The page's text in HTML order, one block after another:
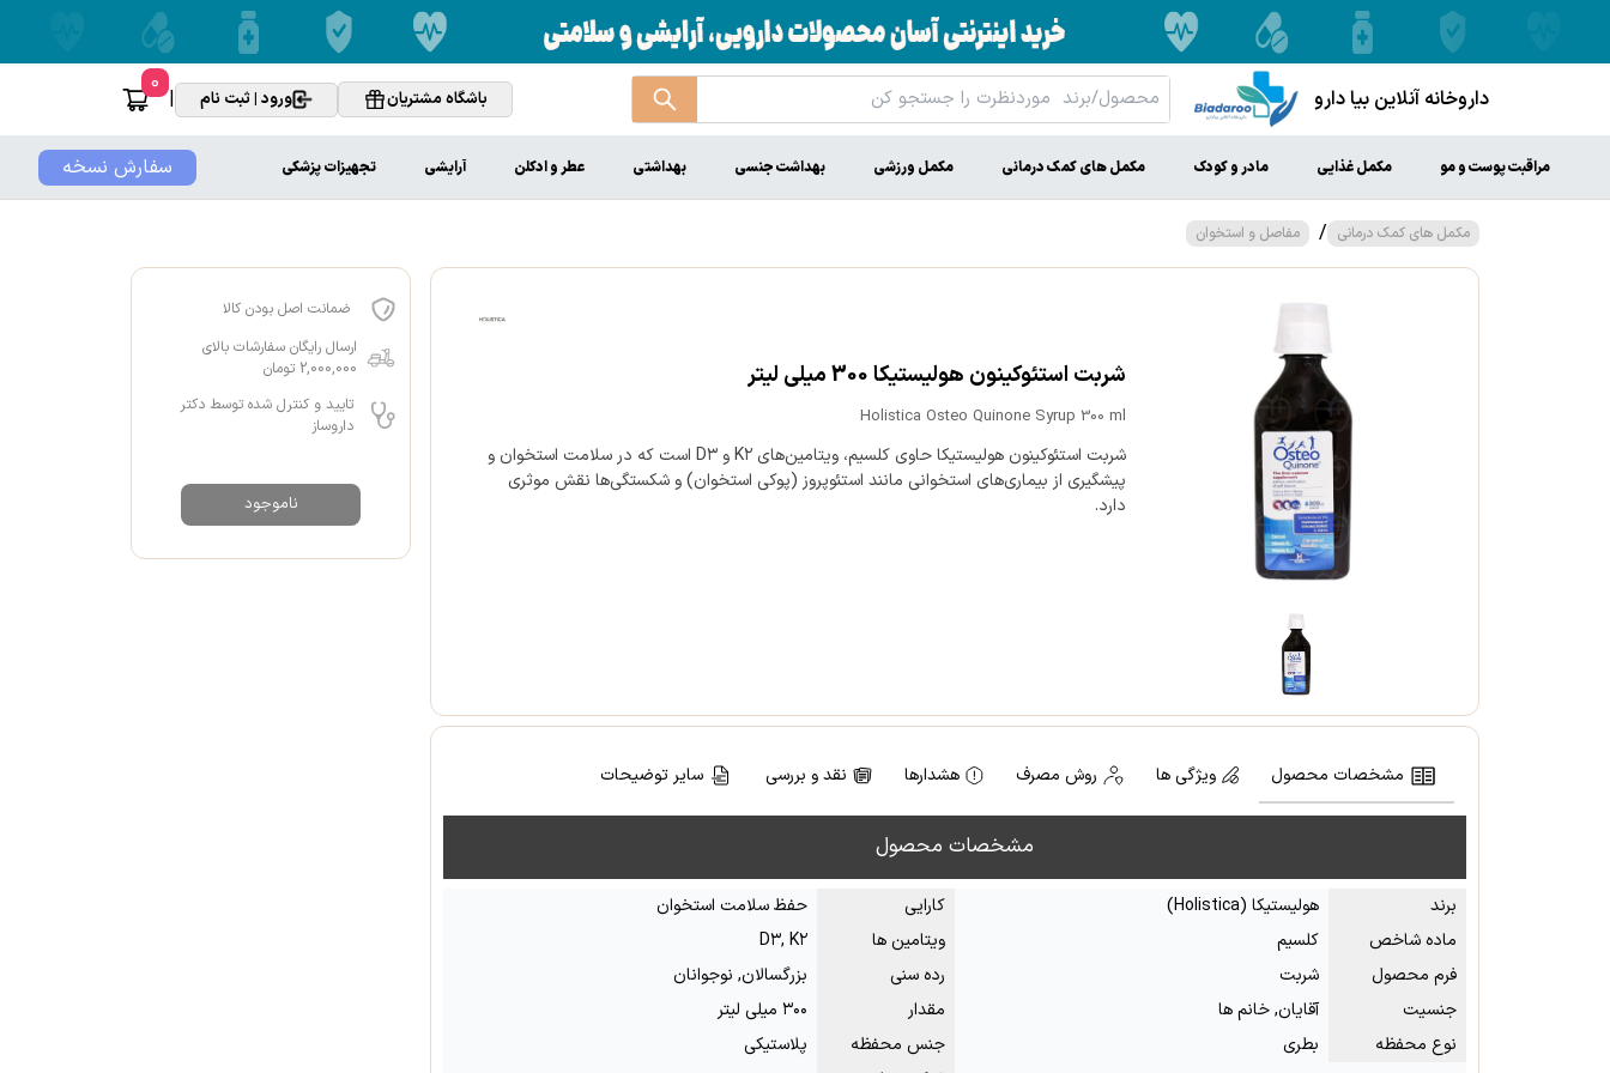
داروخانه آنلاین بیا دارو باشگاه مشتریان ورود | ثبت نام |
0
سفارش نسخه مراقبت پوست و مو مکمل غذایی مادر و کودک مکمل های کمک درمانی مکمل ورزشی بهداشت جنسی بهداشتی عطر و ادکلن آرایشی تجهیزات پزشکی
مکمل های کمک درمانی / مفاصل و استخوان
شربت استئوکینون هولیستیکا 300 میلی لیتر
Holistica Osteo Quinone Syrup 300 ml
شربت استئوکینون هولیستیکا حاوی کلسیم، ویتامین‌های K۲ و D۳ است که در سلامت استخوان و
پیشگیری از بیماری‌های استخوانی مانند استئوپروز (پوکی استخوان) و شکستگی‌ها نقش موثری
دارد.
مشخصات محصول ویژگی ها روش مصرف هشدارها نقد و بررسی سایر توضیحات
مشخصات محصول
برند هولیستیکا (Holistica) کارایی
حفظ سلامت استخوان
ماده شاخص
کلسیم ویتامین ها
D۳, K۲
فرم محصول
شربت رده سنی
بزرگسالان, نوجوانان
جنسیت
آقایان, خانم ها مقدار
۳۰۰ میلی لیتر
نوع محفظه
بطری جنس محفظه
پلاستیکی
ضمانت اصل بودن کالا
ارسال رایگان سفارشات بالای
2,000,000 تومان
تایید و کنترل شده توسط دکتر
داروساز
ناموجود